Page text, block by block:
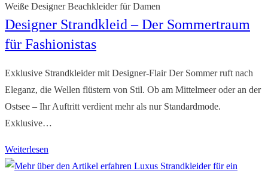
Strandkleider
für
die
Weiße Designer Beachkleider für Damen
Designer Strandkleid – Der Sommertraum
für Fashionistas
Exklusive Strandkleider mit Designer-Flair Der Sommer ruft nach
Eleganz, die Wellen flüstern von Stil. Ob am Mittelmeer oder an der
Ostsee – Ihr Auftritt verdient mehr als nur Standardmode.
Exklusive…
Weiterlesen
Strandkleid